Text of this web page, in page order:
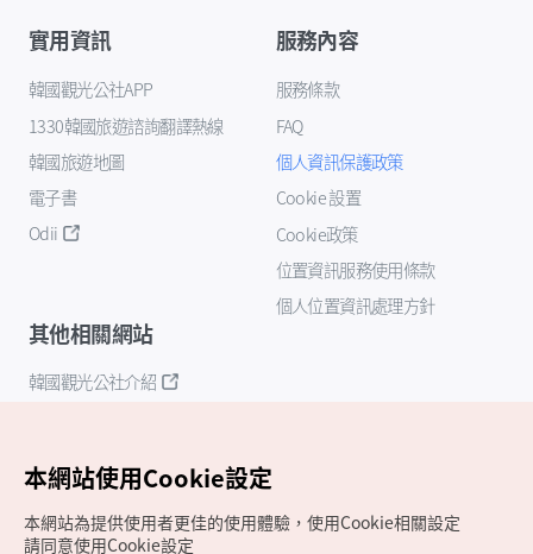
實用資訊
韓國觀光公社APP
1330韓國旅遊諮詢翻譯熱線
韓國旅遊地圖
電子書
Odii
服務內容
服務條款
FAQ
個人資訊保護政策
Cookie 設置
Cookie政策
位置資訊服務使用條款
個人位置資訊處理方針
其他相關網站
韓國觀光公社介紹
本網站使用Cookie設定
本網站為提供使用者更佳的使用體驗，使用Cookie相關設定
請同意使用Cookie設定